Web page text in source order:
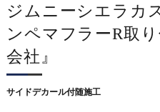
ジムニーシエラカ
ンペマフラーR取
会社』
サイドデカール付随施工